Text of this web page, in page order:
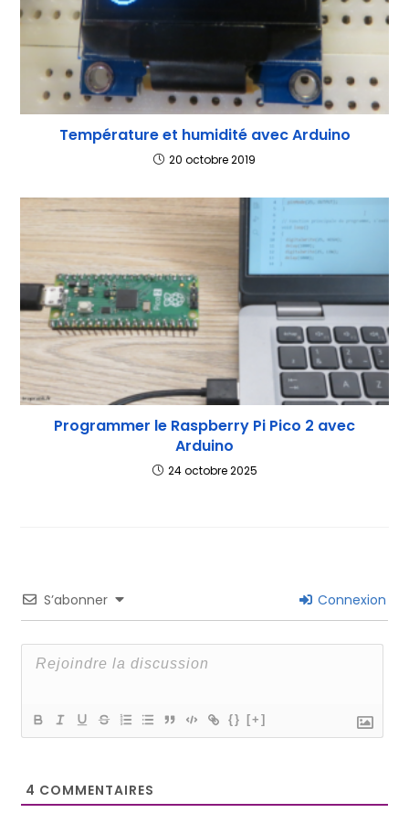
Température et humidité avec Arduino
20 octobre 2019
Programmer le Raspberry Pi Pico 2 avec
Arduino
24 octobre 2025
S’abonner Connexion
{} [+]
4 COMMENTAIRES